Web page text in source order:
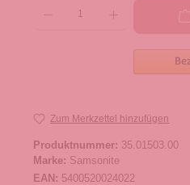
Zum Merkzettel hinzufügen
Produktnummer: 35.01503.00
Marke: Samsonite
EAN: 5400520024022